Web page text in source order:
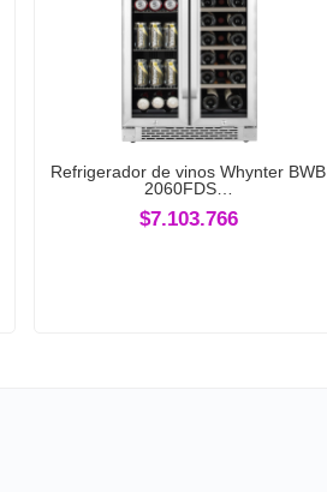
Refrigerador de vinos Whynter BWB
2060FDS…
$7.103.766